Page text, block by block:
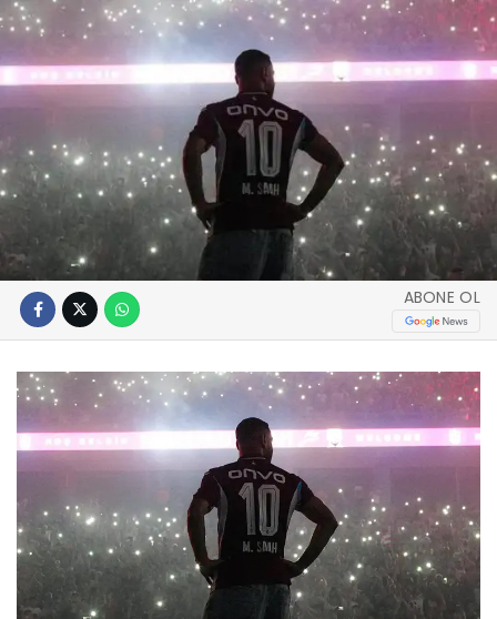
ABONE OL